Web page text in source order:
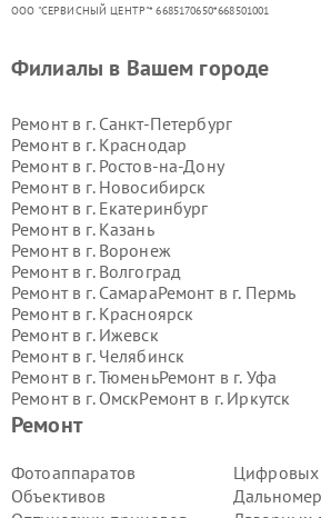
ООО "СЕРВИСНЫЙ ЦЕНТР"* 6685170650*668501001
Ремонт
Фотоаппаратов
Объективов
Цифровых
Филиалы в Вашем городе
Ремонт в г. Санкт-Петербург
Ремонт в г. Краснодар
Ремонт в г. Ростов-на-Дону
Ремонт в г. Новосибирск
Ремонт в г. Екатеринбург
Ремонт в г. Казань
Ремонт в г. Воронеж
Ремонт в г. Волгоград
Ремонт в г. СамараРемонт в г. Пермь
Ремонт в г. Красноярск
Ремонт в г. Ижевск
Ремонт в г. Челябинск
Ремонт в г.ТюменьРемонт в г. Уфа
Ремонт в г. ОмскРемонт в г. Иркутск
Ремонт в г.
Ремонт в г.
Ремонт в г.Тольятти
Ремонт в г.Хабаровск